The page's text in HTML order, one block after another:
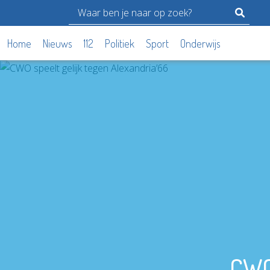
Home Nieuws 112 Politiek Sport Onderwijs